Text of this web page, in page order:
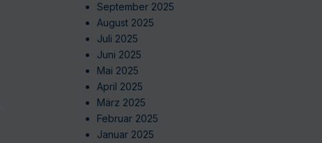
September 2025
August 2025
Juli 2025
Juni 2025
Mai 2025
April 2025
März 2025
Februar 2025
Januar 2025